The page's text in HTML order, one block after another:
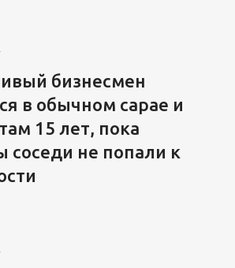
бизнесмен
в обычном сарае и
15 лет, пока
соседи не попали к